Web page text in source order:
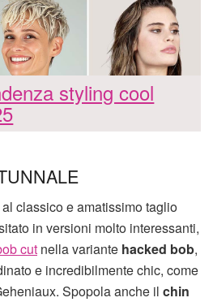
styling cool
classico e amatissimo taglio
in versioni molto interessanti,
cut nella variante hacked bob,
e incredibilmente chic, come
Spopola anche il chin